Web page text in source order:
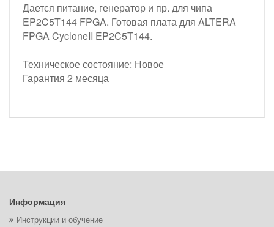
Дается питание, генератор и пр. для чипа
EP2C5T144 FPGA. Готовая плата для ALTERA
FPGA CycloneII EP2C5T144.
Техническое состояние: Новое
Гарантия 2 месяца
Информация
Инструкции и обучение